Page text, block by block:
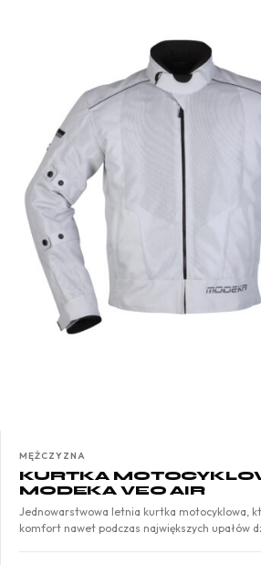
MĘŻCZYZNA
KURTKA
MODEKA VEO AIR
Jednowarstwowa letnia kurtka motocyklowa,
komfort nawet podczas największych upałów